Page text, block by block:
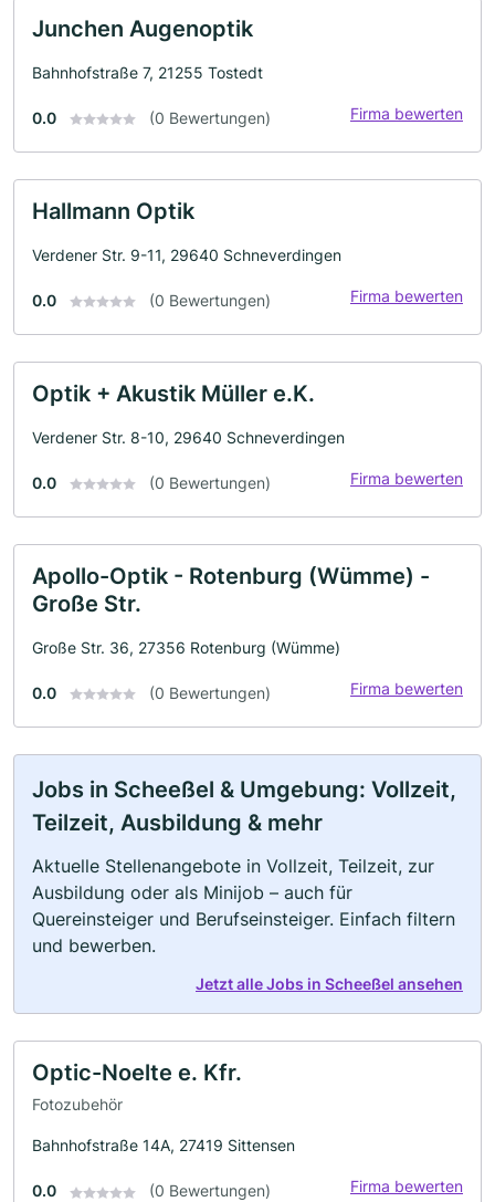
Junchen Augenoptik
Bahnhofstraße 7, 21255 Tostedt
0.0 (0 Bewertungen) Firma bewerten
Hallmann Optik
Verdener Str. 9-11, 29640 Schneverdingen
0.0 (0 Bewertungen) Firma bewerten
Optik + Akustik Müller e.K.
Verdener Str. 8-10, 29640 Schneverdingen
0.0 (0 Bewertungen) Firma bewerten
Apollo-Optik - Rotenburg (Wümme) -
Große Str.
Große Str. 36, 27356 Rotenburg (Wümme)
0.0 (0 Bewertungen) Firma bewerten
Jobs in Scheeßel & Umgebung: Vollzeit,
Teilzeit, Ausbildung & mehr
Aktuelle Stellenangebote in Vollzeit, Teilzeit, zur
Ausbildung oder als Minijob – auch für
Quereinsteiger und Berufseinsteiger. Einfach filtern
und bewerben.
Jetzt alle Jobs in Scheeßel ansehen
Optic-Noelte e. Kfr.
Fotozubehör
Bahnhofstraße 14A, 27419 Sittensen
0.0 (0 Bewertungen) Firma bewerten